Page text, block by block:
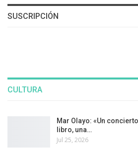
SUSCRIPCIÓN
CULTURA
Mar Olayo: «Un
libro, una…
Jul 25, 2026